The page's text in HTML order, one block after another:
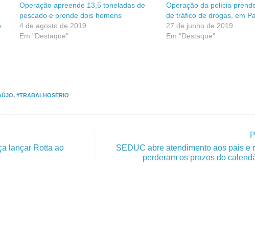
Operação apreende 13,5 toneladas de
pescado e prende dois homens
4 de agosto de 2019
Em "Destaque"
Operação da polícia
de tráfico de drogas, em
27 de junho de 2019
Em "Destaque"
, #TRABALHOSÉRIO
lançar Rotta ao
SEDUC abre atendimento aos pais e
perderam os prazos do